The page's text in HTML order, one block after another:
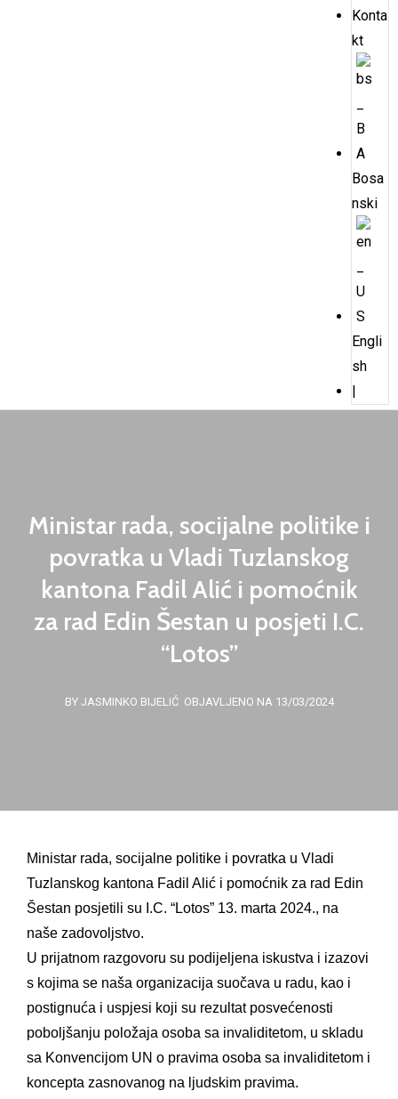
Konta
kt
Bosa
nski
Engli
sh
|
Ministar rada, socijalne politike i
povratka u Vladi Tuzlanskog
kantona Fadil Alić i pomoćnik
za rad Edin Šestan u posjeti I.C.
“Lotos”
BY JASMINKO BIJELIĆ OBJAVLJENO NA 13/03/2024
Ministar rada, socijalne politike i povratka u Vladi
Tuzlanskog kantona Fadil Alić i pomoćnik za rad Edin
Šestan posjetili su I.C. “Lotos” 13. marta 2024., na
naše zadovoljstvo.
U prijatnom razgovoru su podijeljena iskustva i izazovi
s kojima se naša organizacija suočava u radu, kao i
postignuća i uspjesi koji su rezultat posvećenosti
poboljšanju položaja osoba sa invaliditetom, u skladu
sa Konvencijom UN o pravima osoba sa invaliditetom i
koncepta zasnovanog na ljudskim pravima.